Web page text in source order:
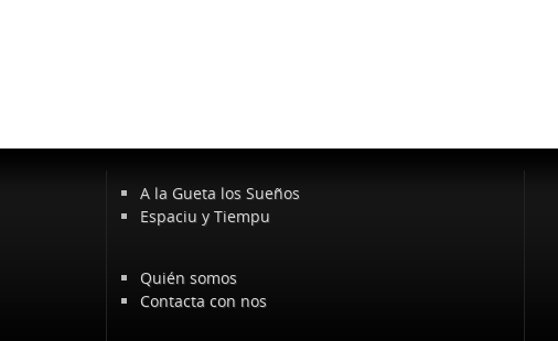
A la Gueta los Sueños
Espaciu y Tiempu
Quién somos
Contacta con nos